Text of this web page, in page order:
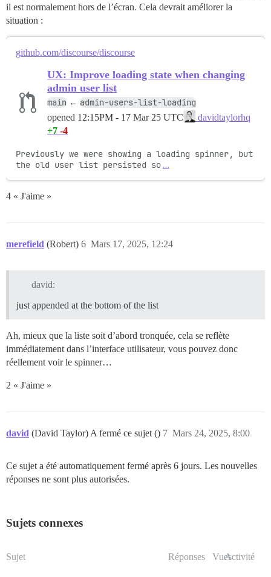
il est normalement hors de l’écran. Cela devrait améliorer la
situation :
github.com/discourse/discourse
UX: Improve loading state when changing
admin user list
main ← admin-users-list-loading
opened 12:15PM - 17 Mar 25 UTC
davidtaylorhq
+7 -4
Previously we were showing a loading spinner, but
the old user list persisted so …
4 « J'aime »
merefield (Robert) Mars 17, 2025, 12:24
6
david:
just appended at the bottom of the list
Ah, mieux que la liste soit d’abord tronquée, cela se reflète
immédiatement dans l’interface utilisateur, vous pouvez donc
réellement voir le spinner…
2 « J'aime »
david (David Taylor) A fermé ce sujet () Mars 24, 2025, 8:00
7
Ce sujet a été automatiquement fermé après 6 jours. Les nouvelles
réponses ne sont plus autorisées.
Sujets connexes
Sujet Réponses VuesActivité